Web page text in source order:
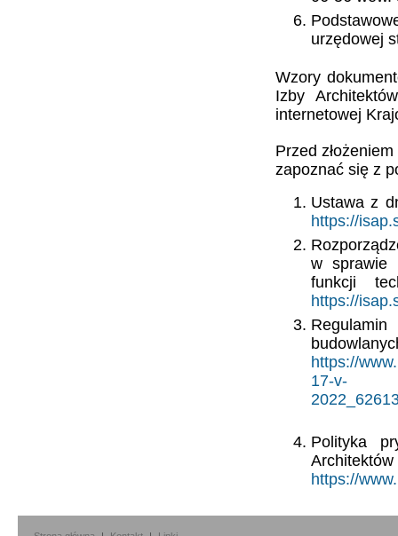
urzędowej
Wzory
Izby
internetowej
Przed
zapoznać się z
Ustawa z
https://
w sprawie
funkcji
https://
https://
17-v-
Polityka
https://